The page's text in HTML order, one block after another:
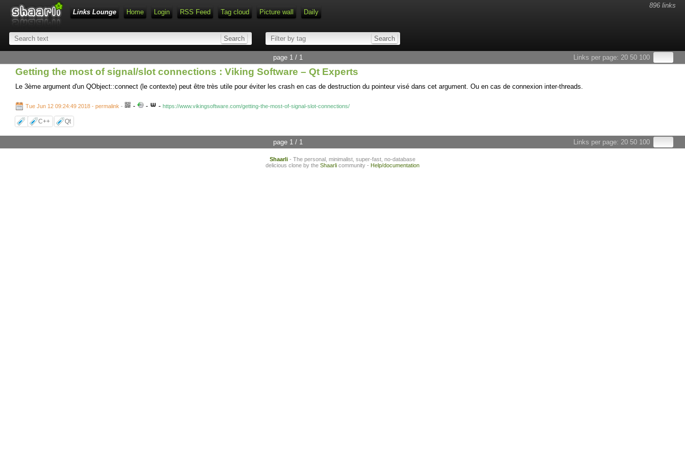
896 links
Links Lounge
Home Login RSS Feed Tag cloud Picture wall Daily
Links per page: 20 50 100
page 1 / 1
Getting the most of signal/slot connections : Viking Software – Qt Experts
Le 3ème argument d'un QObject::connect (le contexte) peut être très utile pour éviter les crash en cas de destruction du pointeur visé dans cet argument. Ou en cas de connexion inter-threads.
Tue Jun 12 09:24:49 2018 - permalink - - - - https://www.vikingsoftware.com/getting-the-most-of-signal-slot-connections/
C++ Qt
Links per page: 20 50 100
page 1 / 1
Shaarli - The personal, minimalist, super-fast, no-database
delicious clone by the Shaarli community - Help/documentation